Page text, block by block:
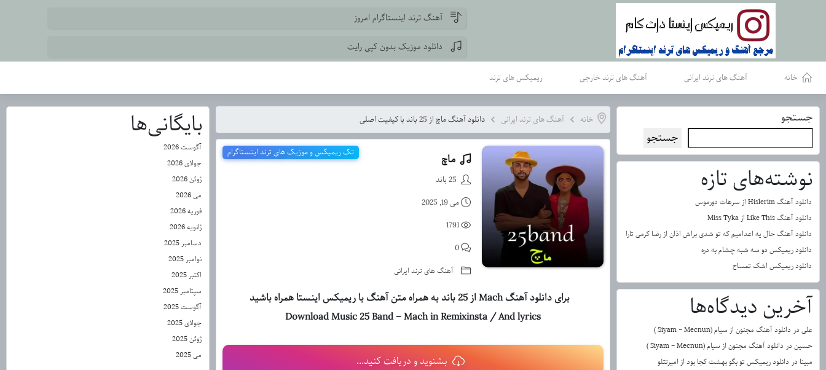
آهنگ ترند اینستاگرام امروز
دانلود موزیک بدون کپی رایت
خانه آهنگ های ترند ایرانی آهنگ های ترند خارجی ریمیکس های ترند
جستجو
جستجو
نوشته‌های تازه
دانلود آهنگ Hislerim از سرهات دورموس
دانلود آهنگ Like This از Miss Tyka
دانلود آهنگ حال یه اعدامیم که تو شدی براش اذان از رضا کرمی تارا
دانلود ریمیکس دو سه شبه چشام به دره
دانلود ریمیکس اشک تمساح
آخرین دیدگاه‌ها
علی در دانلود آهنگ مجنون از سیام (Siyam – Mecnun )
حسین در دانلود آهنگ مجنون از سیام (Siyam – Mecnun )
مبینا در دانلود ریمیکس تو بگو بهشت کجا بود از امیرتتلو
خانه آهنگ های ترند ایرانی دانلود آهنگ ماچ از 25 باند با کیفیت اصلی
دانلود آهنگ ماچ از 25 باند با کیفیت اصلی
ماچ
25 باند
می 19, 2025
1791
0
آهنگ های ترند ایرانی
تک ریمیکس و موزیک های ترند اینستاگرام
برای دانلود آهنگ Mach از 25 باند به همراه متن آهنگ با ریمیکس اینستا همراه باشید
Download Music 25 Band – Mach in Remixinsta / And lyrics
بشنوید و دریافت کنید...
بایگانی‌ها
آگوست 2026
جولای 2026
ژوئن 2026
می 2026
فوریه 2026
ژانویه 2026
دسامبر 2025
نوامبر 2025
اکتبر 2025
سپتامبر 2025
آگوست 2025
جولای 2025
ژوئن 2025
می 2025